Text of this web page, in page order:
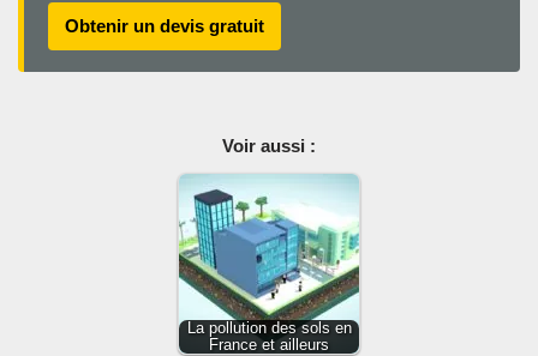
Obtenir un devis gratuit
Voir aussi :
La pollution des sols en
France et ailleurs